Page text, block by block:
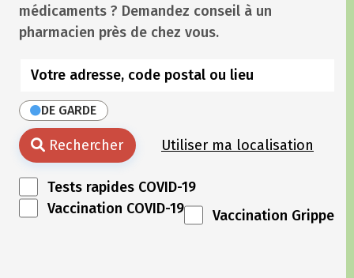
médicaments ? Demandez conseil à un
pharmacien près de chez vous.
DE GARDE
Rechercher Utiliser ma localisation
Tests rapides COVID-19
Vaccination COVID-19
Vaccination Grippe